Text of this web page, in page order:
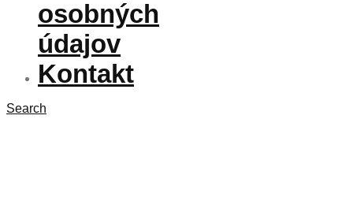
osobných
údajov
Kontakt
Search